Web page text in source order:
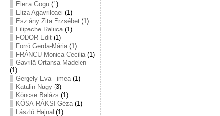
Elena Gogu(1)
Eliza Agavriloaei (1)
Esztány Zita Erzsébet(1)
Filipache Raluca(1)
FODOR Edit(1)
Forró Gerda-Mária(1)
FRÂNCU Monica-Cecilia(1)
Gavrilă Ortansa Madelen
(1)
Gergely Eva Timea(1)
Katalin Nagy(3)
Köncse Balázs (1)
KÓSA-RÁKSI Géza(1)
László Hajnal (1)